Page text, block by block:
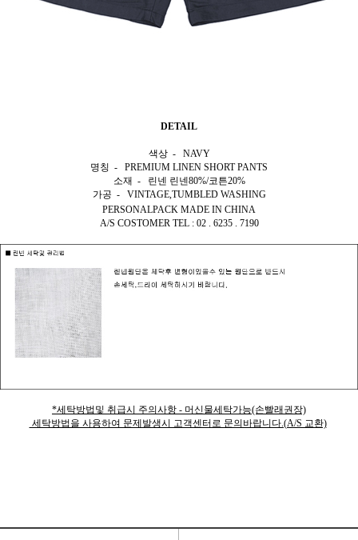
DETAIL
색상 - NAVY
명칭 - PREMIUM LINEN SHORT PANTS
소재 - 린넨 린넨80%/코튼20%
가공 - VINTAGE,TUMBLED WASHING
PERSONALPACK MADE IN CHINA
A/S COSTOMER TEL : 02 . 6235 . 7190
*세탁방법및 취급시 주의사항 - 머신물세탁가능(손빨래권장)
세탁방법을 사용하여 문제발생시 고객센터로 문의바랍니다.(A/S 교환)